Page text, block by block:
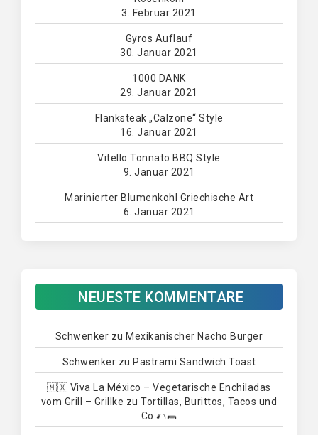
3. Februar 2021
Gyros Auflauf
30. Januar 2021
1000 DANK
29. Januar 2021
Flanksteak „Calzone“ Style
16. Januar 2021
Vitello Tonnato BBQ Style
9. Januar 2021
Marinierter Blumenkohl Griechische Art
6. Januar 2021
NEUESTE KOMMENTARE
Schwenker zu Mexikanischer Nacho Burger
Schwenker zu Pastrami Sandwich Toast
🇲🇽 Viva La México – Vegetarische Enchiladas
vom Grill – Grillke zuTortillas, Burittos, Tacos und
Co 🌮🌯